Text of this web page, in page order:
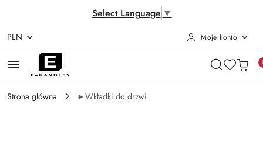
Select Language ▼
Przejdź do treści głównej
Przejdź do wyszukiwarki
Przejdź do moje konto
Przejdź do menu głównego
Przejdź do opisu produktu
Przejdź do stopki
PLN Moje konto
Strona główna ►Wkładki do drzwi